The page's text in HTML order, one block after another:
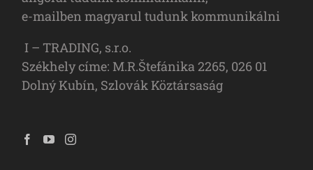
e-mailben magyarul tudunk kommunikálni
I – TRADING, s.r.o.
Székhely címe: M.R.Štefánika 2265, 026 01
Dolný Kubín, Szlovák Köztársaság